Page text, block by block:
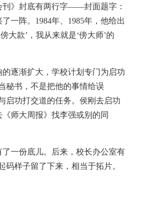
》封底有两行字——封面题字：
一阵。1984年、1985年，他给出
大款’，我从来就是‘傍大师’的
逐渐扩大，学校计划专门为启功
秘书，不是把他的事情给误
启功打交道的任务。侯刚去启功
师大周报》找李强或别的同
一份底儿。后来，校长办公室有
样子留了下来，相当于拓片。